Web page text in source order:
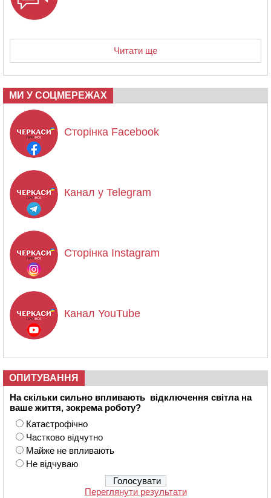
Читати ще
МИ У СОЦМЕРЕЖАХ
Сторінка Facebook
Канал у Telegram
Сторінка Instagram
Канал YouTube
ОПИТУВАННЯ
На скільки сильно впливають відключення світла на
ваше життя, зокрема роботу?
Катастрофічно
Частково відчутно
Майже не впливають
Не відчуваю
Переглянути результати